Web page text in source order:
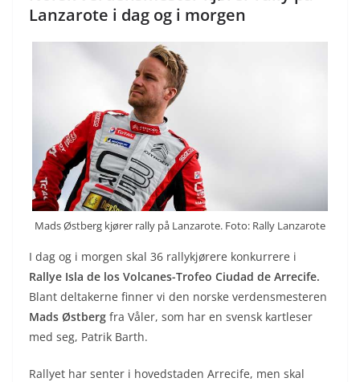
Lanzarote i dag og i morgen
Mads Østberg kjører rally på Lanzarote. Foto: Rally Lanzarote
I dag og i morgen skal 36 rallykjørere konkurrere i
Rallye Isla de los Volcanes-Trofeo Ciudad de Arrecife.
Blant deltakerne finner vi den norske verdensmesteren
Mads Østberg fra Våler, som har en svensk kartleser
med seg, Patrik Barth.
Rallyet har senter i hovedstaden Arrecife, men skal